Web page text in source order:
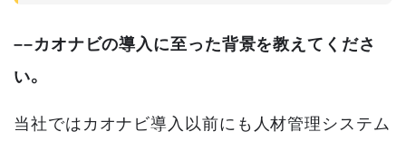
––カオナビの導入に至った背景を教えてくださ
い。
当社ではカオナビ導入以前にも人材管理システム